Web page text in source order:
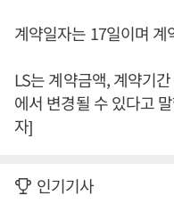
계약일자는 17일이며
LS는 계약금액, 계약기
에서 변경될 수 있다고
자]
인기기사